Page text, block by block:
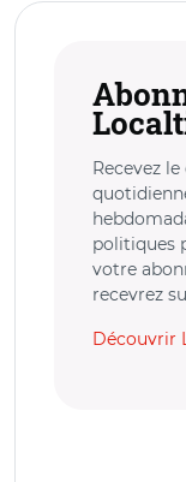
Recevez
politiques
votre
recevrez
Découvrir